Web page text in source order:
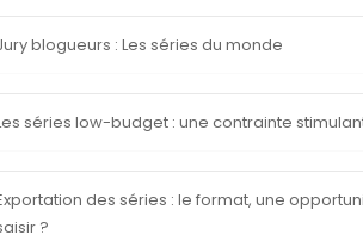
blogueurs : Les séries du monde
séries low-budget : une contrainte
des séries : le format, une
?